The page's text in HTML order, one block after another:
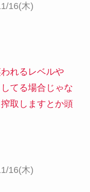
16(木)
れるレベルや
てる場合じゃな
取しますとか頭
16(木)